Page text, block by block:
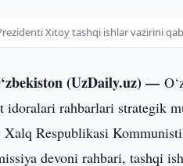
Xitoy tashqi ishlar vazirini
(UzDaily.uz) —
idoralari rahbarlari strategik
Respublikasi
devoni rahbari, tashqi